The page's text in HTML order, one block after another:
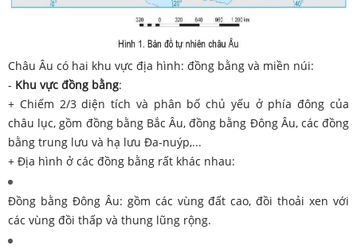
Châu Âu có hai khu vực địa hình: đồng bằng và miền núi:
- Khu vực đồng bằng:
+ Chiếm 2/3 diện tích và phân bố chủ yếu ở phía đông của
châu lục, gồm đồng bằng Bắc Âu, đồng bằng Đông Âu, các đồng
bằng trung lưu và hạ lưu Đa-nuýp,...
+ Địa hình ở các đồng bằng rất khác nhau:
Đồng bằng Đông Âu: gồm các vùng đất cao, đồi thoải xen với
các vùng đồi thấp và thung lũng rộng.